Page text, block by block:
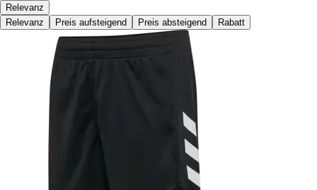
Relevanz
Relevanz
Preis aufsteigend Preis absteigend Rabatt